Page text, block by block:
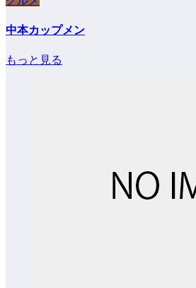
中本カップメン
もっと見る